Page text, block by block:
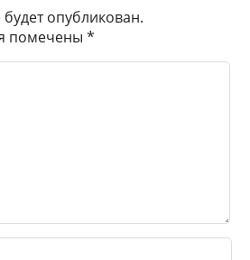
опубликован.
помечены*